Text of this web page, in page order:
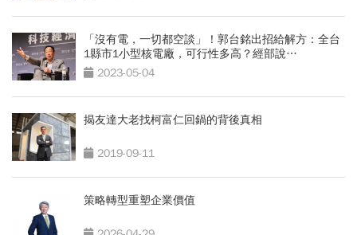
「沒有電，一切都空談」！郭台銘出招給解方：全台
1縣市1小型核電廠，可行性多高？經部說…
2023-05-04
揭友達大老找柯富仁回鍋的背後真相
2019-09-11
策略轉型重塑企業價值